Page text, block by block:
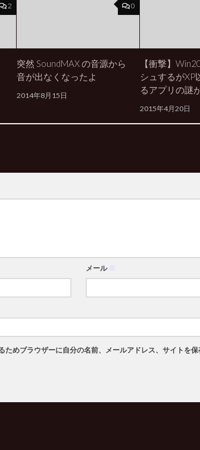
2 0
突然 SoundMAX の音源から
音が出なくなったよ
2014年8月15日
【衝撃】
シュするがXP
るアプリの謎
2015年4月20日
メール ※
ためブラウザーに自分の名前、メールアドレス、サイトを保